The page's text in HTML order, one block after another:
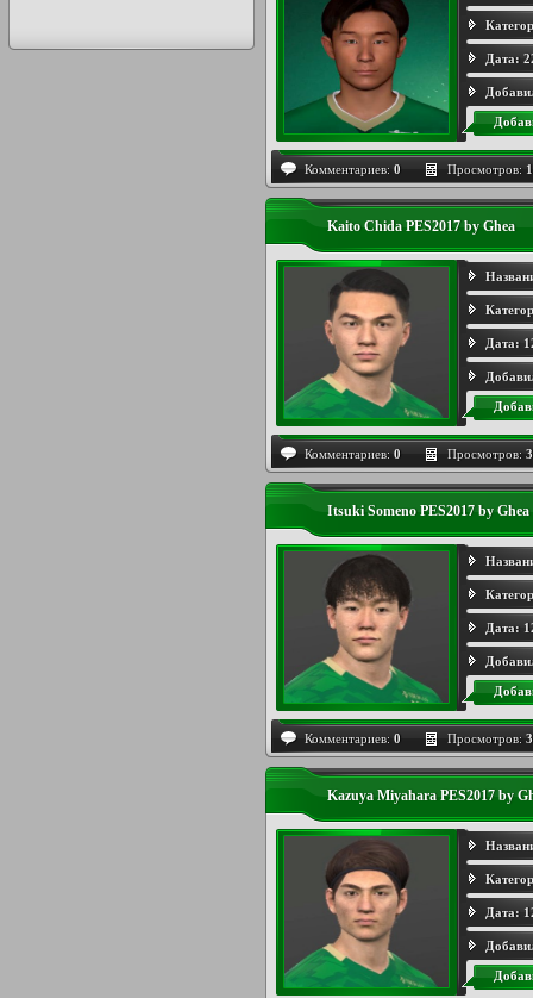
Дата:
Комментариев: 0 Просмотров:
Kaito Chida PES2017 by Ghea
Дата:
Комментариев: 0 Просмотров:
Itsuki Someno PES2017 by Ghea
Дата:
Комментариев: 0 Просмотров:
Kazuya Miyahara PES2017 by
Дата: